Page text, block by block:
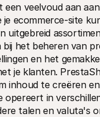
een veelvoud aan
ecommerce-site
uitgebreid
bij het beheren van
en het
je klanten.
inhoud te creëren
opereert in
talen en valuta's